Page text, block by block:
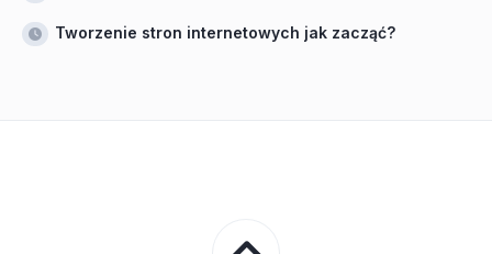
Tworzenie stron internetowych jak zacząć?